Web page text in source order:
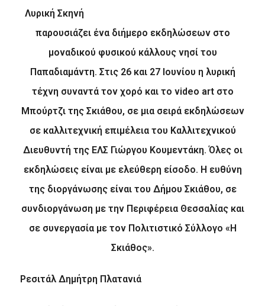
Λυρική Σκηνή
παρουσιάζει ένα διήμερο εκδηλώσεων στο
μοναδικού φυσικού κάλλους νησί του
Παπαδιαμάντη. Στις 26 και 27 Ιουνίου η λυρική
τέχνη συναντά τον χορό και το video artστο
Μπούρτζι της Σκιάθου, σε μια σειρά εκδηλώσεων
σε καλλιτεχνική επιμέλεια του Καλλιτεχνικού
Διευθυντή της ΕΛΣ Γιώργου Κουμεντάκη. Όλες οι
εκδηλώσεις είναι με ελεύθερη είσοδο. Η ευθύνη
της διοργάνωσης είναι του Δήμου Σκιάθου, σε
συνδιοργάνωση με την Περιφέρεια Θεσσαλίας και
σε συνεργασία με τον Πολιτιστικό Σύλλογο «Η
Σκιάθος».
Ρεσιτάλ Δημήτρη Πλατανιά